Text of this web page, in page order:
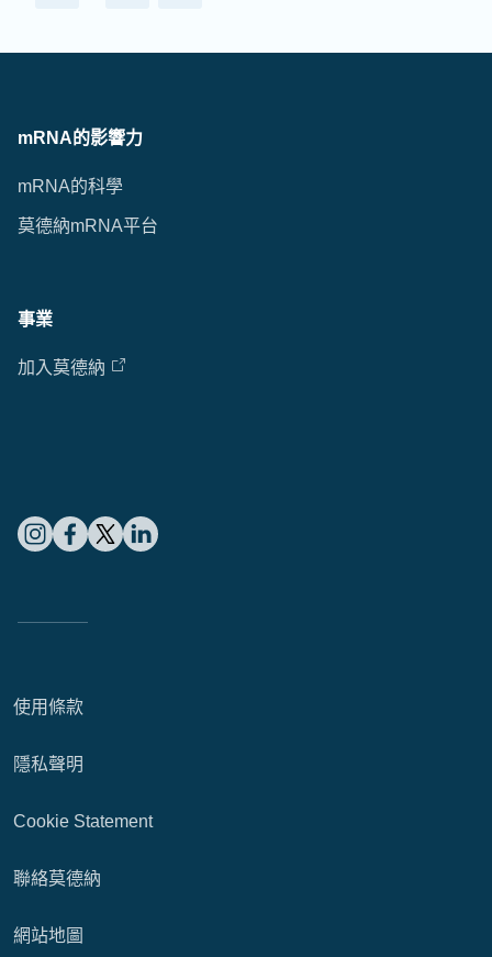
mRNA的影響力
mRNA的科學
莫德納mRNA平台
事業
加入莫德納
使用條款
隱私聲明
Cookie Statement
聯絡莫德納
網站地圖